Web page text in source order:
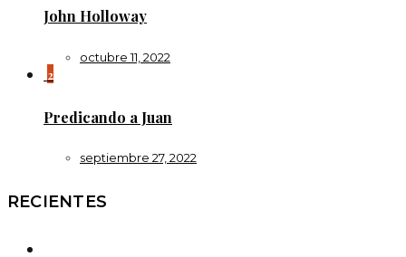
John Holloway
octubre 11, 2022
2
Predicando a Juan
septiembre 27, 2022
RECIENTES